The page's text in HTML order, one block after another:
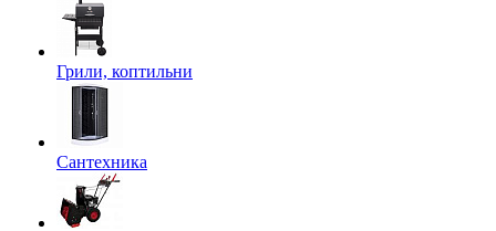
Грили, коптильни
Сантехника